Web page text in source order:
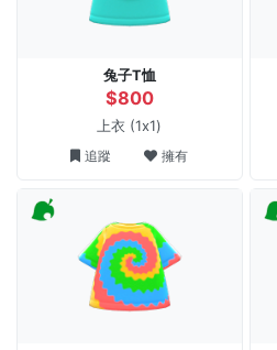
兔子T恤
$800
上衣 (1x1)
追蹤 擁有